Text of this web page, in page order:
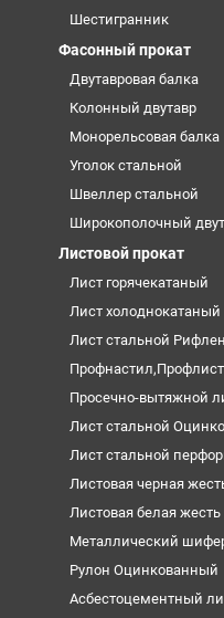
Шестигранник
Фасонный прокат
Двутавровая балка
Колонный двутавр
Монорельсовая балка
Уголок стальной
Швеллер стальной
Широкополочный
Листовой прокат
Лист горячекатаный
Лист холоднокатаный
Лист стальной
Профнастил,Профлист
Просечно-вытяжной
Лист стальной
Лист стальной
Листовая черная
Листовая белая жесть
Металлический
Рулон Оцинкованный
Асбестоцементный